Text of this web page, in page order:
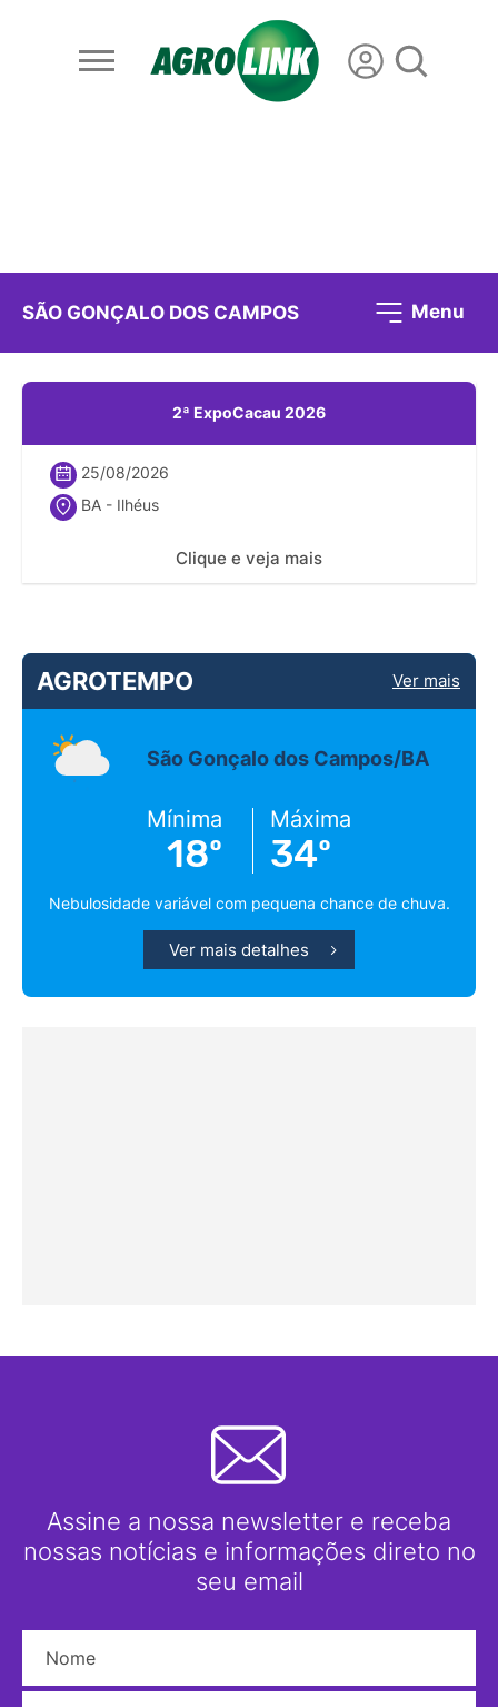
SÃO GONÇALO DOS CAMPOS Menu
2ª ExpoCacau 2026
25/08/2026
BA - Ilhéus
Clique e veja mais
AGROTEMPO Ver mais
São Gonçalo dos Campos/BA
Mínima
18º
Máxima
34º
Nebulosidade variável com pequena chance de chuva.
Ver mais detalhes
Assine a nossa newsletter e receba
nossas notícias e informações direto no
seu email